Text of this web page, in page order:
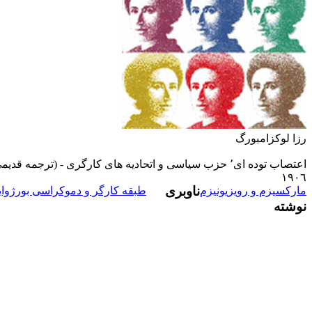
رزا لوکزامبورگ
اعتصاب توده اى٬ حزب سياسى و اتحاديه هاى کارگرى - (ترجمه قديمى)
١٩٠٦
مارکسيزم و رويزيونيزم
طبقه کارگر و دموکراسى
ناوبری
نوشته